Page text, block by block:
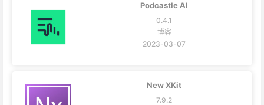
Podcastle AI
0.4.1
博客
2023-03-07
New XKit
7.9.2